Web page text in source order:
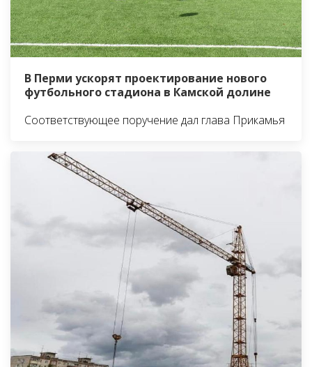
В Перми ускорят проектирование нового
футбольного стадиона в Камской долине
Соответствующее поручение дал глава Прикамья